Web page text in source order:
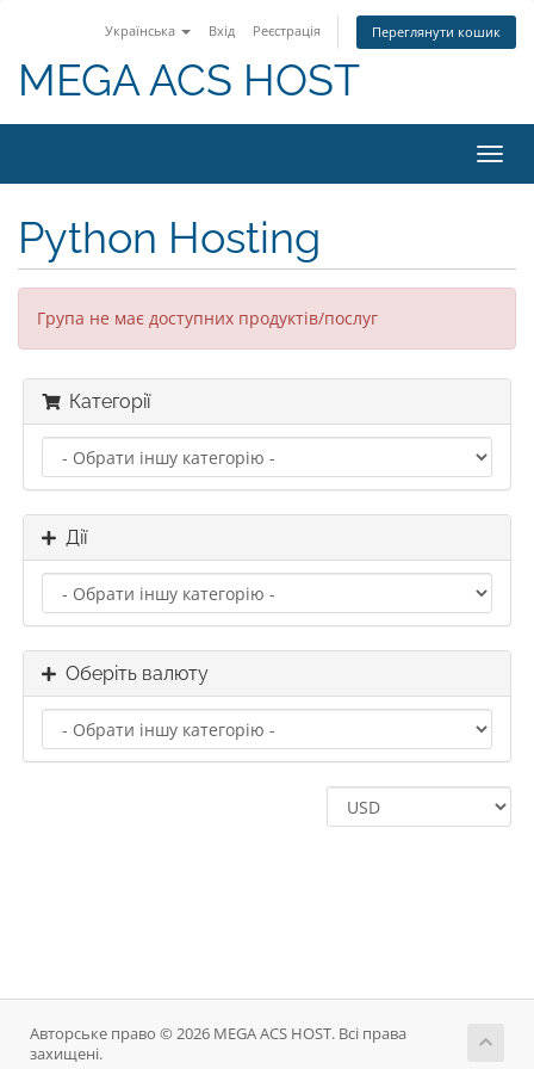
Українська Вхід Реєстрація Переглянути кошик
MEGA ACS HOST
Python Hosting
Група не має доступних продуктів/послуг
Категорії
Дії
Оберіть валюту
Авторське право © 2026 MEGA ACS HOST. Всі права
захищені.